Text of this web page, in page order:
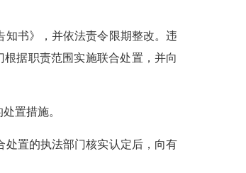
书》，并依法责令限期整改。违
据职责范围实施联合处置，并向
置措施。
处置的执法部门核实认定后，向有